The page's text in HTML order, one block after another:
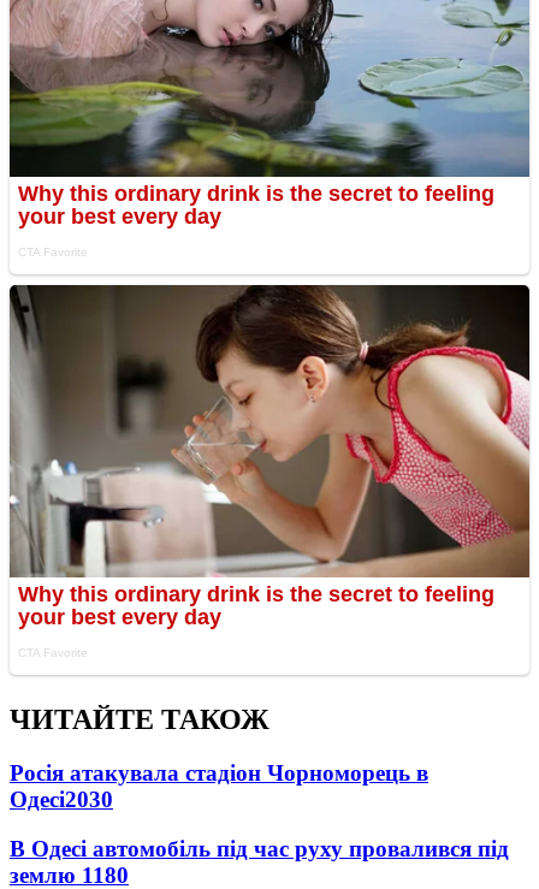
ЧИТАЙТЕ ТАКОЖ
Росія атакувала стадіон Чорноморець в
Одесі2030
В Одесі автомобіль під час руху провалився під
землю 1180